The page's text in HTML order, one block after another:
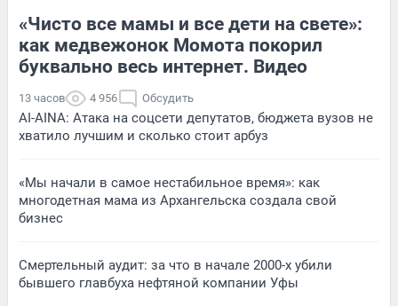
«Чисто все мамы и все дети на свете»:
как медвежонок Момота покорил
буквально весь интернет. Видео
13 часов 4 956 Обсудить
AI-AINA: Атака на соцсети депутатов, бюджета вузов не
хватило лучшим и сколько стоит арбуз
«Мы начали в самое нестабильное время»: как
многодетная мама из Архангельска создала свой
бизнес
Смертельный аудит: за что в начале 2000-х убили
бывшего главбуха нефтяной компании Уфы